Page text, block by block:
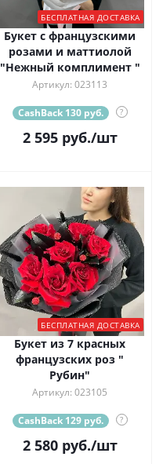
БЕСПЛАТНАЯ ДОСТАВКА
Букет с французскими
розами и маттиолой
"Нежный комплимент "
Артикул: 023113
CashBack 130 руб. ?
2 595руб./шт
БЕСПЛАТНАЯ ДОСТАВКА
Букет из 7 красных
французских роз "
Рубин"
Артикул: 023105
CashBack 129 руб. ?
2 580руб./шт